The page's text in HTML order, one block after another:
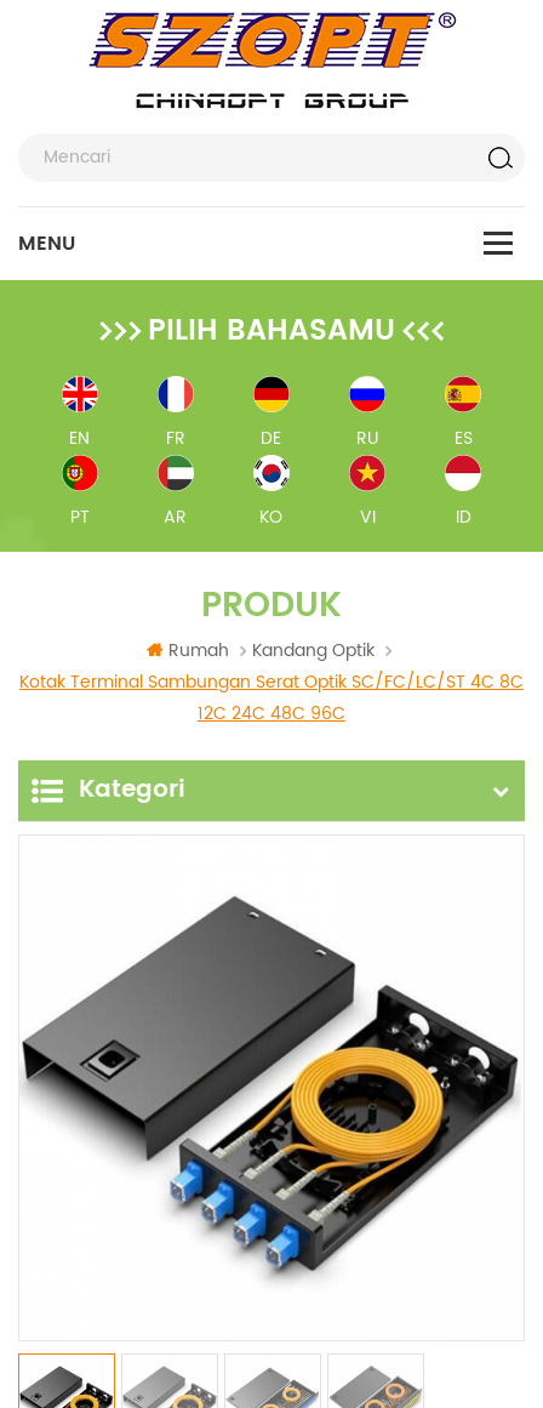
PILIH BAHASAMU
EN FR DE RU ES
PT AR KO VI ID
PRODUK
Rumah
Kandang Optik
Kotak Terminal Sambungan Serat Optik SC/FC/LC/ST 4C 8C
12C 24C 48C 96C
Kategori